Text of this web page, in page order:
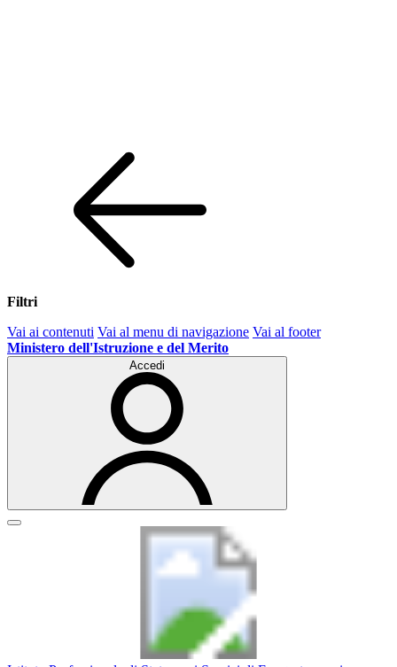
Filtri
Vai ai contenuti Vai al menu di navigazione Vai al footer
Ministero dell'Istruzione e del Merito
Accedi